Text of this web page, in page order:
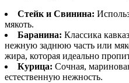
Стейк и Свинина:
мякоть.
Баранина: Классика
нежную заднюю часть или
жира, которая идеально
Курица: Сочная,
естественную нежность.